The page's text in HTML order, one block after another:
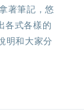
著筆記，悠
各式各樣的
明和大家分